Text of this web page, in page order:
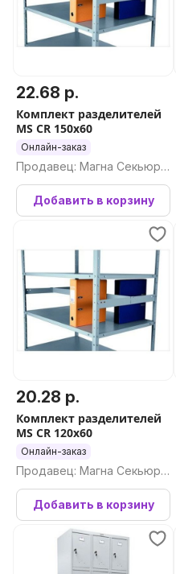
22.68 р.
Комплект разделителей
MS CR 150x60
Онлайн-заказ
Продавец: Магна Секьюри
ти ООО
Добавить в корзину
20.28 р.
Комплект разделителей
MS CR 120x60
Онлайн-заказ
Продавец: Магна Секьюри
ти ООО
Добавить в корзину